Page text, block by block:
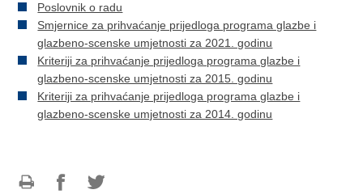
Poslovnik o radu
Smjernice za prihvaćanje prijedloga programa glazbe i
glazbeno-scenske umjetnosti za 2021. godinu
Kriteriji za prihvaćanje prijedloga programa glazbe i
glazbeno-scenske umjetnosti za 2015. godinu
Kriteriji za prihvaćanje prijedloga programa glazbe i
glazbeno-scenske umjetnosti za 2014. godinu